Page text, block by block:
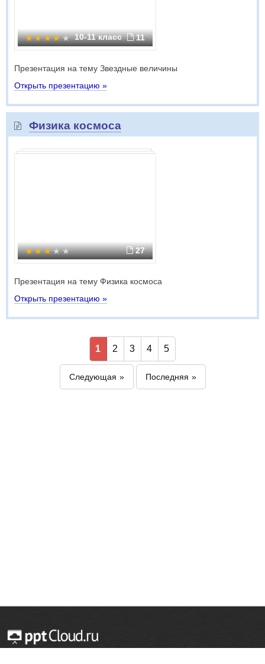
10-11 класс 11
Презентация на тему Звездные величины
Открыть презентацию »
Физика космоса
27
Презентация на тему Физика космоса
Открыть презентацию »
1 2 3 4 5
Следующая Последняя